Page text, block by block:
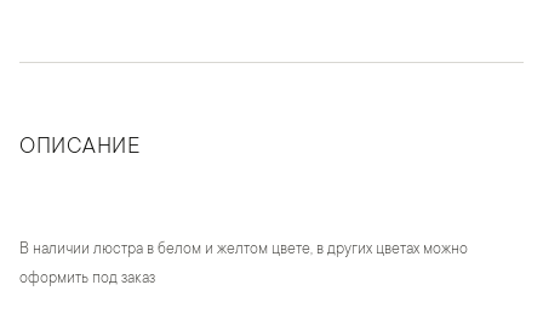
ОПИСАНИЕ
В наличии люстра в белом и желтом цвете, в других цветах можно
оформить под заказ